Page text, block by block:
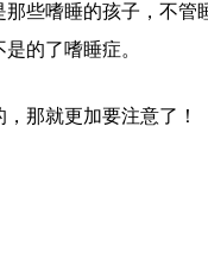
些嗜睡的孩子，不
的了嗜睡症。
那就更加要注意了！